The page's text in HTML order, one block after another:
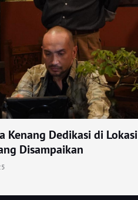
Kenang Dedikasi di Lokasi
Disampaikan